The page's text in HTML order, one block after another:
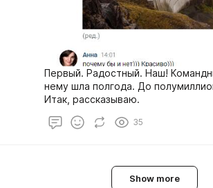
Первый. Радостный. Наш!
нему шла полгода. До
Итак, рассказываю.
35
Show more